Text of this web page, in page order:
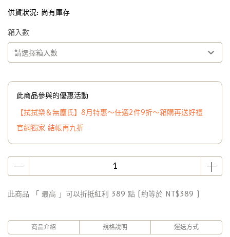
供貨狀況: 尚有庫存
箱入數
請選擇箱入數
此商品參與的優惠活動
【拭拭樂＆無塵氏】8月特惠～任選2件9折～箱購再送好禮
官網獨家 結帳再九折
此商品 「 最高 」可以折抵紅利 389 點 (約等於 NT$389 )
商品介紹 規格說明 運送方式